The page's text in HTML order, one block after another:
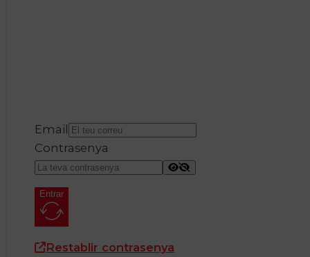
Email
Contrasenya
Entrar
Restablir contrasenya